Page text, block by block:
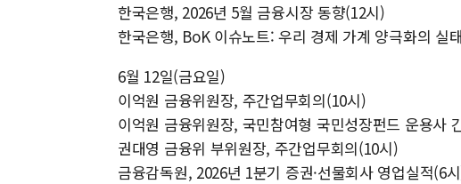
한국은행, 2026년 5월 금융시장 동향(12시)
한국은행, BoK 이슈노트: 우리 경제 가계 양극화의 실
6월 12일(금요일)
이억원 금융위원장, 주간업무회의(10시)
이억원 금융위원장, 국민참여형 국민성장펀드 운용사
권대영 금융위 부위원장, 주간업무회의(10시)
금융감독원, 2026년 1분기 증권·선물회사 영업실적(6